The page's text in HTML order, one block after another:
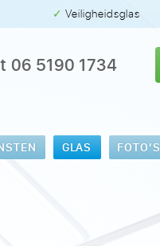
06 5190 1734
✓ Veiligheidsglas
GLAS FOTO’S